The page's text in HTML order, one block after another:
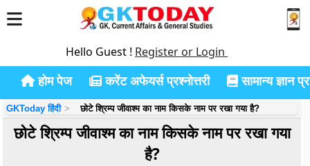
Hello Guest ! Register or Login
होम पेज करेंट अफेयर्स प्रश्नोत्तरी सामान्य ज्ञान
GKToday हिंदी छोटे श्रिम्प जीवाश्म का नाम किसके नाम पर रखा गया है?
छोटे श्रिम्प जीवाश्म का नाम किसके नाम पर रखा गया
है?